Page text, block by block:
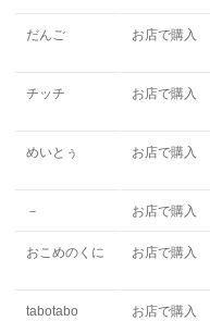
だんご お店で購入
チッチ お店で購入
めいとぅ お店で購入
－ お店で購入
おこめのくに お店で購入
tabotabo お店で購入